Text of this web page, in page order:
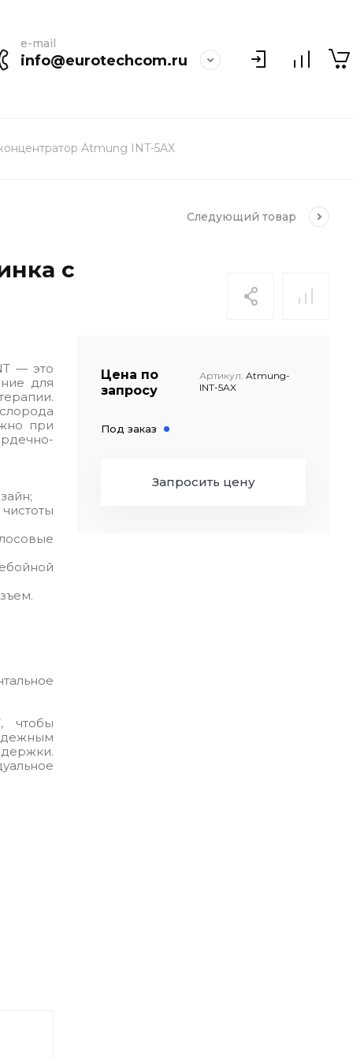
e-mail
info@eurotechcom.ru
Atmung INT-5AX
Следующий товар
с
— это
для
при
чтобы
Цена по
запросу
Артикул: Atmung-
INT-5AX
Под заказ
Запросить цену